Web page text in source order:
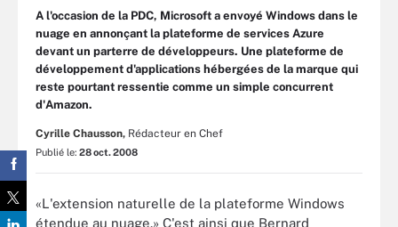
A l'occasion de la PDC, Microsoft a envoyé Windows dans le
nuage en annonçant la plateforme de services Azure
devant un parterre de développeurs. Une plateforme de
développement d'applications hébergées de la marque qui
reste pourtant ressentie comme un simple concurrent
d'Amazon.
Cyrille Chausson, Rédacteur en Chef
Publié le: 28 oct. 2008
«L'extension naturelle de la plateforme Windows
étendue au nuage.» C'est ainsi que Bernard